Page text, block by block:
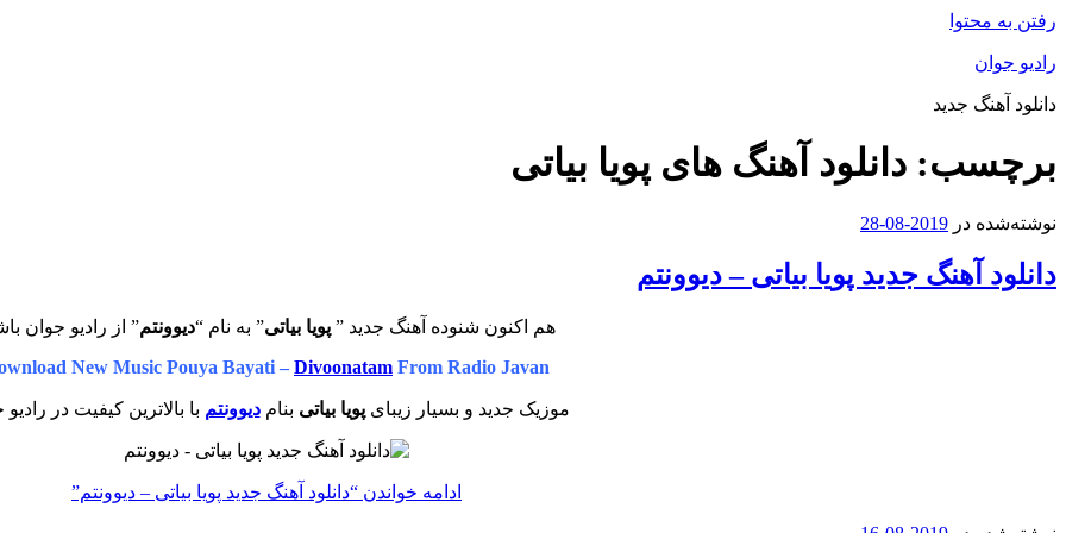
رفتن به محتوا
رادیو جوان
دانلود آهنگ جدید
برچسب: دانلود آهنگ های پویا بیاتی
نوشته‌شده در 2019-08-28
دانلود آهنگ جدید پویا بیاتی – دیوونتم
هم اکنون شنوده آهنگ جدید ”پویا بیاتی” به نام “دیوونتم” از رادیو جوان
New Music Pouya Bayati – Divoonatam From Radio Javan
موزیک جدید و بسیار زیبایپویا بیاتی بنامدیوونتم با بالاترین کیفیت در
ادامه خواندن “دانلود آهنگ جدید پویا بیاتی – دیوونتم”